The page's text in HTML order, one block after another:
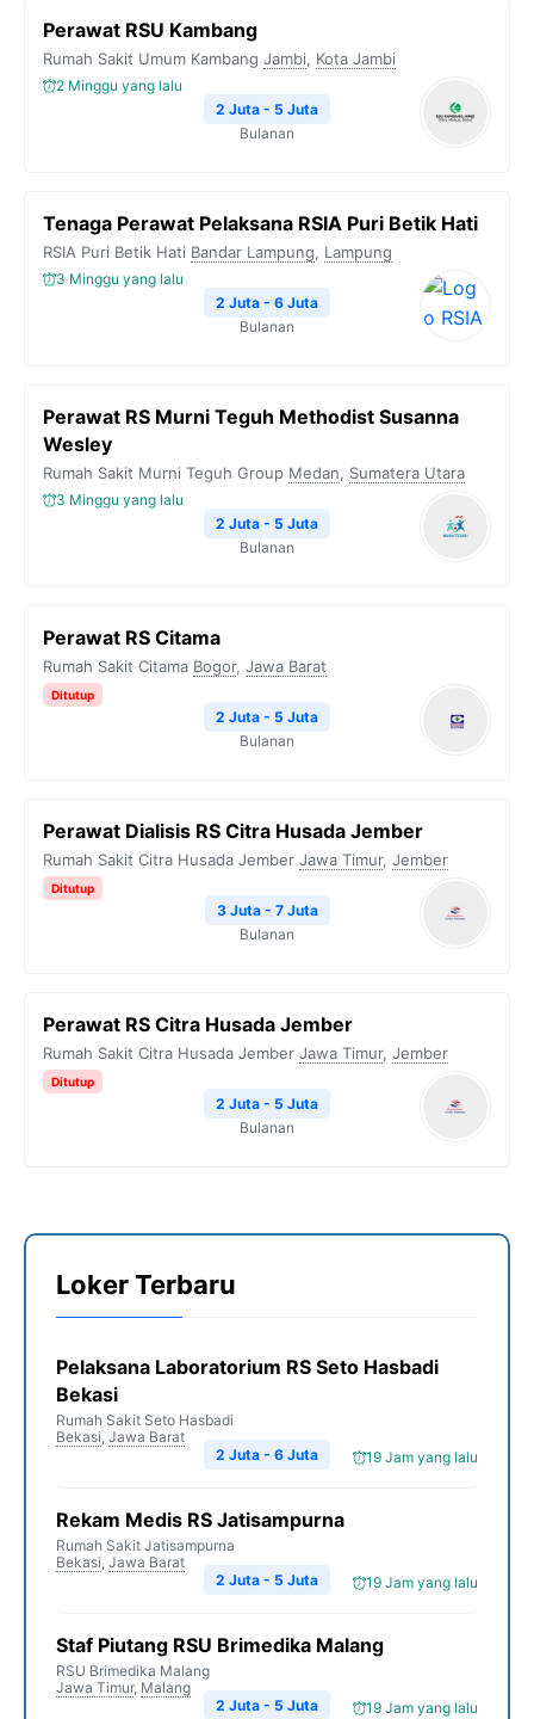
Perawat RSU Kambang
Rumah Sakit Umum Kambang Jambi, Kota Jambi
2 Minggu yang lalu
2 Juta - 5 Juta
Bulanan
Tenaga Perawat Pelaksana RSIA Puri Betik Hati
RSIA Puri Betik Hati Bandar Lampung, Lampung
3 Minggu yang lalu
2 Juta - 6 Juta
Bulanan
Perawat RS Murni Teguh Methodist Susanna
Wesley
Rumah Sakit Murni Teguh Group Medan, Sumatera Utara
3 Minggu yang lalu
2 Juta - 5 Juta
Bulanan
Perawat RS Citama
Rumah Sakit Citama Bogor, Jawa Barat
Ditutup
2 Juta - 5 Juta
Bulanan
Perawat Dialisis RS Citra Husada Jember
Rumah Sakit Citra Husada Jember Jawa Timur, Jember
Ditutup
3 Juta - 7 Juta
Bulanan
Perawat RS Citra Husada Jember
Rumah Sakit Citra Husada Jember Jawa Timur, Jember
Ditutup
2 Juta - 5 Juta
Bulanan
Loker Terbaru
Pelaksana Laboratorium RS Seto Hasbadi
Bekasi
Rumah Sakit Seto Hasbadi
Bekasi, Jawa Barat
19 Jam yang lalu
2 Juta - 6 Juta
Rekam Medis RS Jatisampurna
Rumah Sakit Jatisampurna
Bekasi, Jawa Barat
19 Jam yang lalu
2 Juta - 5 Juta
Staf Piutang RSU Brimedika Malang
RSU Brimedika Malang
Jawa Timur, Malang
19 Jam yang lalu
2 Juta - 5 Juta